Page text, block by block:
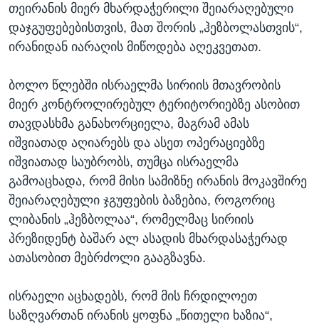
თეირანის მიერ მხარდაჭერილი შეიარაღებული
დაჯგუფებებისთვის, მათ შორის „ჰეზბოლასთვის“,
ირანიდან იარაღის მიწოდება აღეკვეთათ.
ბოლო წლებში ისრაელმა სირიის მთავრობის
მიერ კონტროლირებულ ტერიტორიებზე ასობით
თავდასხმა განახორციელა, მაგრამ ამას
იშვიათად აღიარებს და ასეთ ოპერაციებზე
იშვიათად საუბრობს, თუმცა ისრაელმა
გამოაცხადა, რომ მისი სამიზნე ირანის მოკავშირე
შეიარაღებული ჯგუფების ბაზებია, როგორიც
ლიბანის „ჰეზბოლაა“, რომელმაც სირიის
პრეზიდენტ ბაშარ ალ ასადის მხარდასაჭერად
ათასობით მებრძოლი გააგზავნა.
ისრაელი აცხადებს, რომ მის ჩრდილოეთ
საზღვართან ირანის ყოფნა „წითელი ხაზია“,